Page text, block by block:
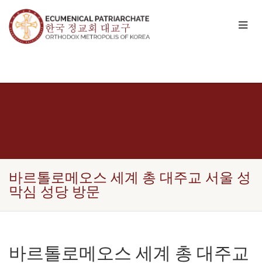
바르톨로메오스 세계 총 대주교 서울 성
막심 성당 방문
바르톨로메오스 세계 총 대주교